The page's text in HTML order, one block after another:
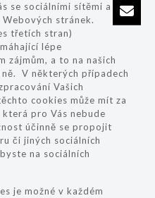
se sociálními sítěmi a
stránek.
třetích stran)
lépe
zájmům, a to na našich
V některých případech
Vašich
cookies může mít za
pro Vás nebude
účinně se propojit
či jiných sociálních
na sociálních
je možné v každém